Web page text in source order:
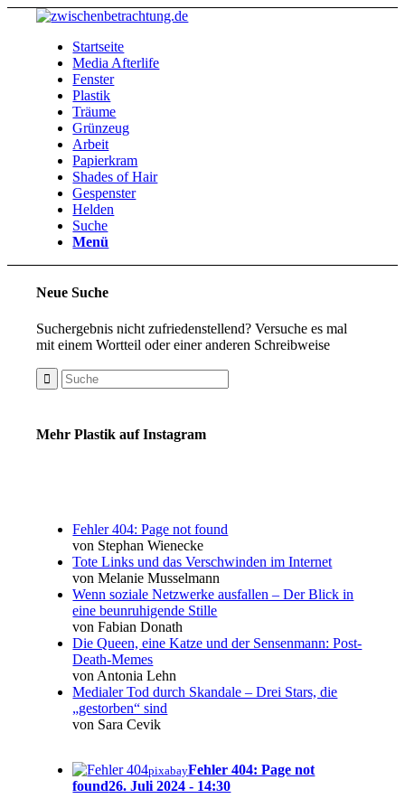
Startseite
Media Afterlife
Fenster
Plastik
Träume
Grünzeug
Arbeit
Papierkram
Shades of Hair
Gespenster
Helden
Suche
Menü
Neue Suche
Suchergebnis nicht zufriedenstellend? Versuche es mal
mit einem Wortteil oder einer anderen Schreibweise
Mehr Plastik auf Instagram
Fehler 404: Page not found
von Stephan Wienecke
Tote Links und das Verschwinden im Internet
von Melanie Musselmann
Wenn soziale Netzwerke ausfallen – Der Blick in
eine beunruhigende Stille
von Fabian Donath
Die Queen, eine Katze und der Sensenmann: Post-
Death-Memes
von Antonia Lehn
Medialer Tod durch Skandale – Drei Stars, die
„gestorben“ sind
von Sara Cevik
pixabayFehler 404: Page not
found26. Juli 2024 - 14:30